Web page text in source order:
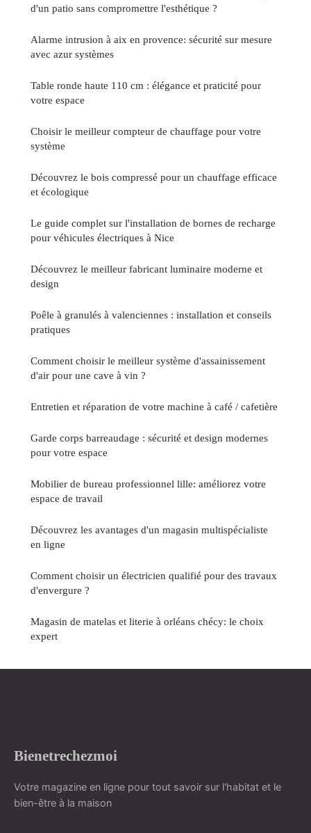
d'un patio sans compromettre l'esthétique ?
Alarme intrusion à aix en provence: sécurité sur mesure
avec azur systèmes
Table ronde haute 110 cm : élégance et praticité pour
votre espace
Choisir le meilleur compteur de chauffage pour votre
système
Découvrez le bois compressé pour un chauffage efficace
et écologique
Le guide complet sur l'installation de bornes de recharge
pour véhicules électriques à Nice
Découvrez le meilleur fabricant luminaire moderne et
design
Poêle à granulés à valenciennes : installation et conseils
pratiques
Comment choisir le meilleur système d'assainissement
d'air pour une cave à vin ?
Entretien et réparation de votre machine à café / cafetière
Garde corps barreaudage : sécurité et design modernes
pour votre espace
Mobilier de bureau professionnel lille: améliorez votre
espace de travail
Découvrez les avantages d'un magasin multispécialiste
en ligne
Comment choisir un électricien qualifié pour des travaux
d'envergure ?
Magasin de matelas et literie à orléans chécy: le choix
expert
Bienetrechezmoi
Votre magazine en ligne pour tout savoir sur l'habitat et le
bien-être à la maison